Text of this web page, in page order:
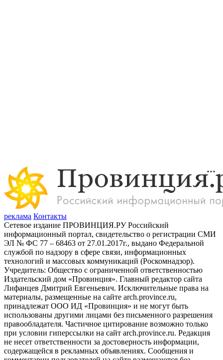
реклама Контакты
Сетевое издание ПРОВИНЦИЯ.РУ Российский
информационный портал, свидетельство о регистрации СМИ
ЭЛ № ФС 77 – 68463 от 27.01.2017г., выдано Федеральной
службой по надзору в сфере связи, информационных
технологий и массовых коммуникаций (Роскомнадзор).
Учредитель: Общество с ограниченной ответственностью
Издательский дом «Провинция». Главный редактор сайта
Лифанцев Дмитрий Евгеньевич. Исключительные права на
материалы, размещенные на сайте arch.province.ru,
принадлежат ООО ИД «Провинция» и не могут быть
использованы другими лицами без письменного разрешения
правообладателя. Частичное цитирование возможно только
при условии гиперссылки на сайт arch.province.ru. Редакция
не несет ответственности за достоверность информации,
содержащейся в рекламных объявлениях. Сообщения и